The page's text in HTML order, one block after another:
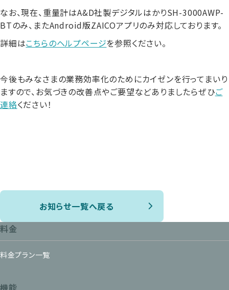
なお、現在、重量計はA&D社製デジタルはかりSH-3000AWP-
BTのみ、またAndroid版ZAICOアプリのみ対応しております。
詳細はこちらのヘルプページを参照ください。
今後もみなさまの業務効率化のためにカイゼンを行ってまいり
ますので、お気づきの改善点やご要望などありましたらぜひご
連絡ください！
お知らせ一覧へ戻る
料金
料金プラン一覧
機能